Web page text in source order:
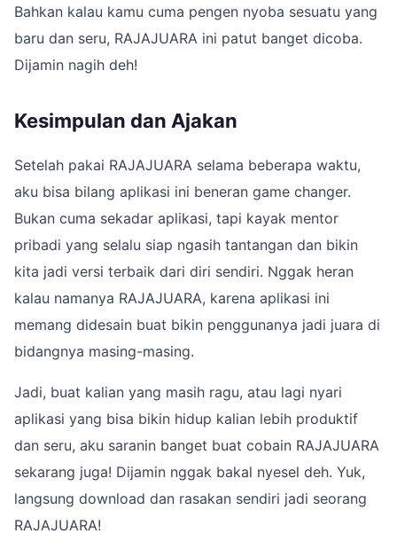
Bahkan kalau kamu cuma pengen nyoba sesuatu yang
baru dan seru, RAJAJUARA ini patut banget dicoba.
Dijamin nagih deh!
Kesimpulan dan Ajakan
Setelah pakai RAJAJUARA selama beberapa waktu,
aku bisa bilang aplikasi ini beneran game changer.
Bukan cuma sekadar aplikasi, tapi kayak mentor
pribadi yang selalu siap ngasih tantangan dan bikin
kita jadi versi terbaik dari diri sendiri. Nggak heran
kalau namanya RAJAJUARA, karena aplikasi ini
memang didesain buat bikin penggunanya jadi juara di
bidangnya masing-masing.
Jadi, buat kalian yang masih ragu, atau lagi nyari
aplikasi yang bisa bikin hidup kalian lebih produktif
dan seru, aku saranin banget buat cobain RAJAJUARA
sekarang juga! Dijamin nggak bakal nyesel deh. Yuk,
langsung download dan rasakan sendiri jadi seorang
RAJAJUARA!